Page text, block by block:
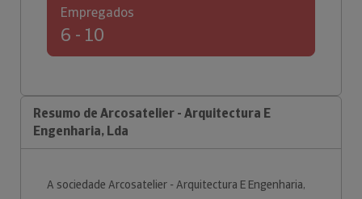
Empregados
6 - 10
Resumo de Arcosatelier - Arquitectura E
Engenharia, Lda
A sociedade Arcosatelier - Arquitectura E Engenharia,